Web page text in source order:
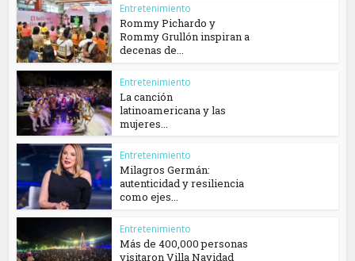
Entretenimiento
Rommy Pichardo y
Rommy Grullón inspiran a
decenas de...
Entretenimiento
La canción
latinoamericana y las
mujeres...
Entretenimiento
Milagros Germán:
autenticidad y resiliencia
como ejes...
Entretenimiento
Más de 400,000 personas
visitaron Villa Navidad